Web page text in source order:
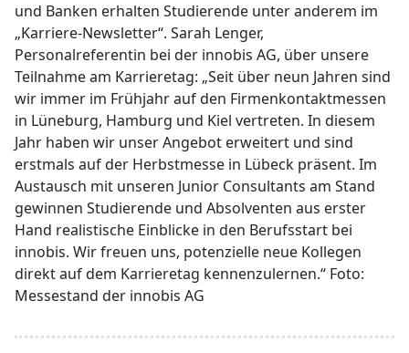
und Banken erhalten Studierende unter anderem im
„Karriere-Newsletter“. Sarah Lenger,
Personalreferentin bei der innobis AG, über unsere
Teilnahme am Karrieretag: „Seit über neun Jahren sind
wir immer im Frühjahr auf den Firmenkontaktmessen
in Lüneburg, Hamburg und Kiel vertreten. In diesem
Jahr haben wir unser Angebot erweitert und sind
erstmals auf der Herbstmesse in Lübeck präsent. Im
Austausch mit unseren Junior Consultants am Stand
gewinnen Studierende und Absolventen aus erster
Hand realistische Einblicke in den Berufsstart bei
innobis. Wir freuen uns, potenzielle neue Kollegen
direkt auf dem Karrieretag kennenzulernen.“ Foto:
Messestand der innobis AG